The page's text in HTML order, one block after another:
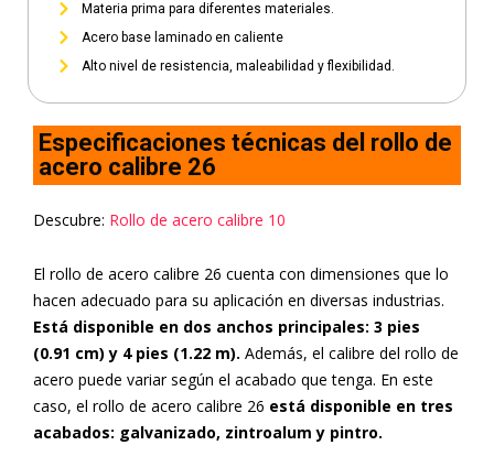
Materia prima para diferentes materiales.
Acero base laminado en caliente
Alto nivel de resistencia, maleabilidad y flexibilidad.
Especificaciones técnicas del rollo de
acero calibre 26
Descubre: Rollo de acero calibre 10
El rollo de acero calibre 26 cuenta con dimensiones que lo
hacen adecuado para su aplicación en diversas industrias.
Está disponible en dos anchos principales: 3 pies
(0.91 cm) y 4 pies (1.22 m). Además, el calibre del rollo de
acero puede variar según el acabado que tenga. En este
caso, el rollo de acero calibre 26 está disponible en tres
acabados: galvanizado, zintroalum y pintro.